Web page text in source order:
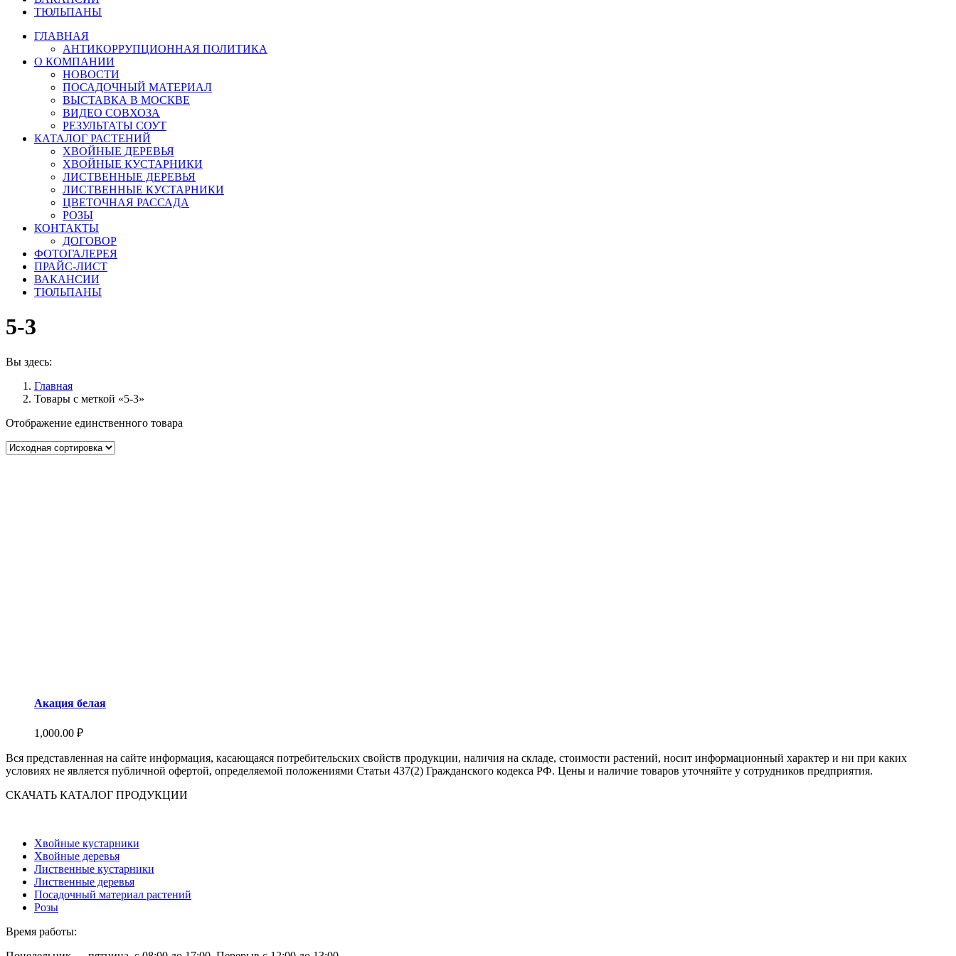
ТЮЛЬПАНЫ
ГЛАВНАЯ
АНТИКОРРУПЦИОННАЯ ПОЛИТИКА
О КОМПАНИИ
НОВОСТИ
ПОСАДОЧНЫЙ МАТЕРИАЛ
ВЫСТАВКА В МОСКВЕ
ВИДЕО СОВХОЗА
РЕЗУЛЬТАТЫ СОУТ
КАТАЛОГ РАСТЕНИЙ
ХВОЙНЫЕ ДЕРЕВЬЯ
ХВОЙНЫЕ КУСТАРНИКИ
ЛИСТВЕННЫЕ ДЕРЕВЬЯ
ЛИСТВЕННЫЕ КУСТАРНИКИ
ЦВЕТОЧНАЯ РАССАДА
РОЗЫ
КОНТАКТЫ
ДОГОВОР
ФОТОГАЛЕРЕЯ
ПРАЙС-ЛИСТ
ВАКАНСИИ
ТЮЛЬПАНЫ
5-3
Вы здесь:
Главная
Товары с меткой «5-3»
Отображение единственного товара
Акация белая
1,000.00 ₽
Вся представленная на сайте информация, касающаяся потребительских свойств продукции, наличия на складе, стоимости растений, носит информационный характер и ни при каких
условиях не является публичной офертой, определяемой положениями Статьи 437(2) Гражданского кодекса РФ. Цены и наличие товаров уточняйте у сотрудников предприятия.
СКАЧАТЬ КАТАЛОГ ПРОДУКЦИИ
Хвойные кустарники
Хвойные деревья
Лиственные кустарники
Лиственные деревья
Посадочный материал растений
Розы
Время работы: